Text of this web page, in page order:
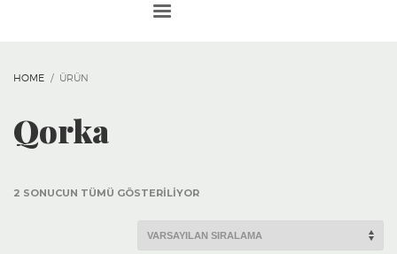
HOME ÜRÜN
Qorka
2 SONUCUN TÜMÜ GÖSTERILIYOR